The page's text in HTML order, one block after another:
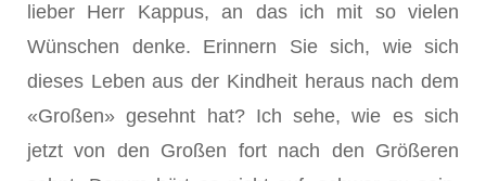
lieber Herr Kappus, an das ich mit so vielen
Wünschen denke. Erinnern Sie sich, wie sich
dieses Leben aus der Kindheit heraus nach dem
«Großen» gesehnt hat? Ich sehe, wie es sich
jetzt von den Großen fort nach den Größeren